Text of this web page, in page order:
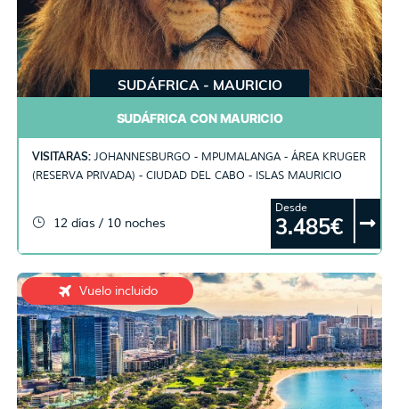
SUDÁFRICA - MAURICIO
SUDÁFRICA CON MAURICIO
VISITARAS: JOHANNESBURGO - MPUMALANGA - ÁREA KRUGER
(RESERVA PRIVADA) - CIUDAD DEL CABO - ISLAS MAURICIO
12 días / 10 noches
Desde
3.485€
Vuelo incluido